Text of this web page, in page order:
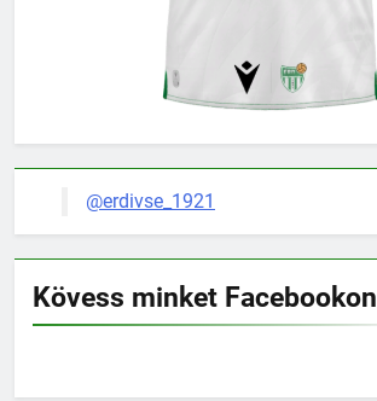
@erdivse_1921
Kövess minket Facebookon